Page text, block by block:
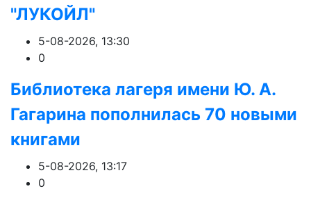
"ЛУКОЙЛ"
5-08-2026, 13:30
0
Библиотека лагеря имени Ю. А.
Гагарина пополнилась 70 новыми
книгами
5-08-2026, 13:17
0